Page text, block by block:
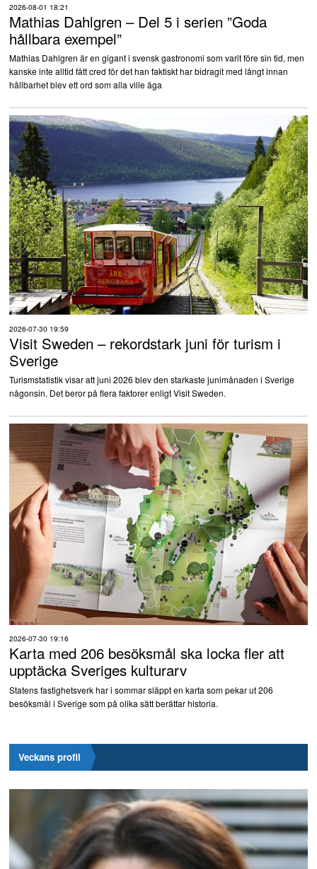
2026-08-01 18:21
Mathias Dahlgren – Del 5 i serien ”Goda
hållbara exempel”
Mathias Dahlgren är en gigant i svensk gastronomi som varit före sin tid, men
kanske inte alltid fått cred för det han faktiskt har bidragit med långt innan
hållbarhet blev ett ord som alla ville äga
2026-07-30 19:59
Visit Sweden – rekordstark juni för turism i
Sverige
Turismstatistik visar att juni 2026 blev den starkaste junimånaden i Sverige
någonsin. Det beror på flera faktorer enligt Visit Sweden.
2026-07-30 19:16
Karta med 206 besöksmål ska locka fler att
upptäcka Sveriges kulturarv
Statens fastighetsverk har i sommar släppt en karta som pekar ut 206
besöksmål i Sverige som på olika sätt berättar historia.
Veckans profil